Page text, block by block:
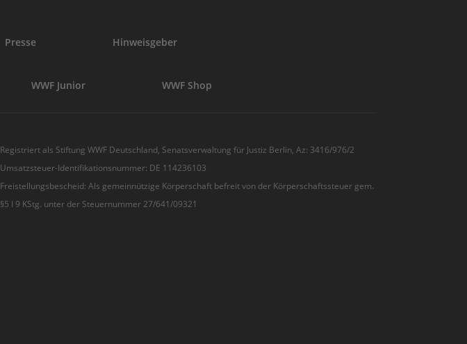
Presse Hinweisgeber
WWF Junior WWF Shop
Registriert als Stiftung WWF Deutschland, Senatsverwaltung für Justiz Berlin, Az: 3416/976/2
Umsatzsteuer-Identifikationsnummer: DE 114236103
Freistellungsbescheid: Als gemeinnützige Körperschaft befreit von der Körperschaftssteuer gem.
§5 I 9 KStg. unter der Steuernummer 27/641/09321